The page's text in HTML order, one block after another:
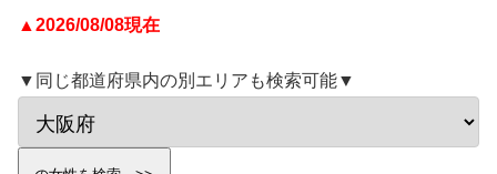
▲2026/08/08現在
▼同じ都道府県内の別エリアも検索可能▼